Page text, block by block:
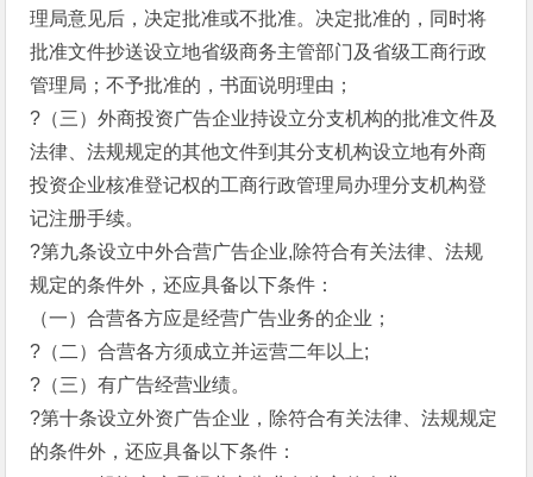
理局意见后，决定批准或不批准。决定批准的，同时将
批准文件抄送设立地省级商务主管部门及省级工商行政
管理局；不予批准的，书面说明理由；
?（三）外商投资广告企业持设立分支机构的批准文件及
法律、法规规定的其他文件到其分支机构设立地有外商
投资企业核准登记权的工商行政管理局办理分支机构登
记注册手续。
?第九条设立中外合营广告企业,除符合有关法律、法规
规定的条件外，还应具备以下条件：
（一）合营各方应是经营广告业务的企业；
?（二）合营各方须成立并运营二年以上;
?（三）有广告经营业绩。
?第十条设立外资广告企业，除符合有关法律、法规规定
的条件外，还应具备以下条件：